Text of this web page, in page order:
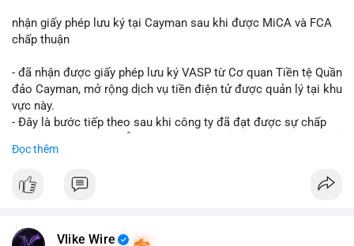
#vlikevn #titanbot
nhận giấy phép lưu ký tại Cayman sau khi được MiCA và FCA
chấp thuận
- đã nhận được giấy phép lưu ký VASP từ Cơ quan Tiền tệ Quần
đảo Cayman, mở rộng dịch vụ tiền điện tử được quản lý tại khu
vực này.
- Đây là bước tiếp theo sau khi công ty đã đạt được sự chấp
quy định toàn cầu.
một cách hợp pháp tại Cayman, thu hút thêm khách hàng tổ
tảng tiền điện tử tăng cường tuân thủ pháp lý để mở rộng hoạt
Đọc thêm
Vlike Wire